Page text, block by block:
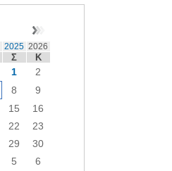
2025 2026
Σ Κ
1
2
8
9
15
16
22
23
29
30
5 6